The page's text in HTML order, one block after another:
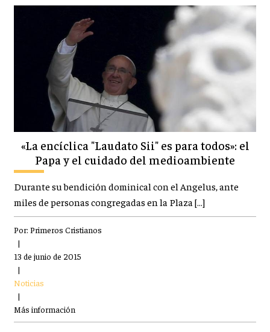
«La encíclica "Laudato Sii" es para todos»: el
Papa y el cuidado del medioambiente
Durante su bendición dominical con el Angelus, ante
miles de personas congregadas en la Plaza […]
Por: Primeros Cristianos
|
13 de junio de 2015
|
Noticias
|
Más información